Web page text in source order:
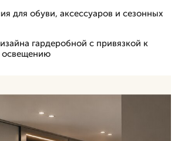
для обуви, аксессуаров и сезонных
гардеробной с привязкой к
освещению